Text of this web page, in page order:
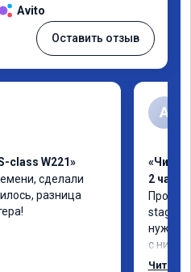
Avito
Оставить отзыв
class W221»
сделали
разница
А
«Чип
2 часа»
stage
нужно:
с
Одни
Читать